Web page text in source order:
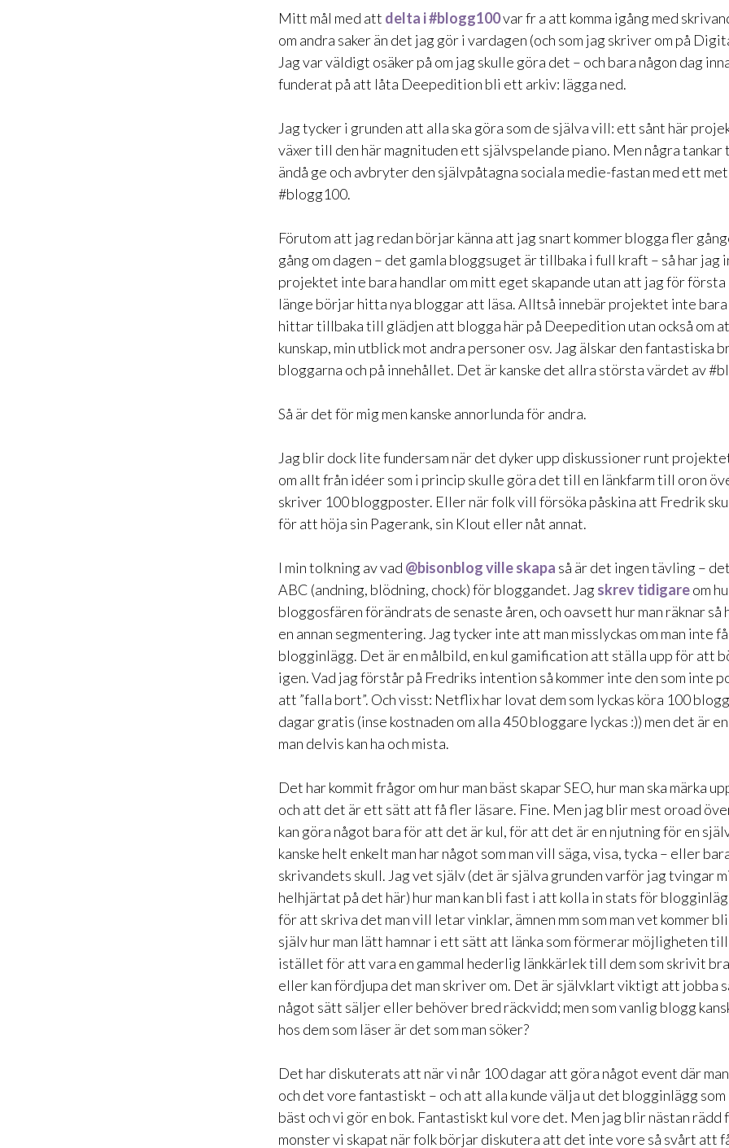
Mitt mål med att delta i #blogg100var fr a att komma igång med
om andra saker än det jag gör i vardagen (och som jag skriver om på
Jag var väldigt osäker på om jag skulle göra det – och bara någon dag
funderat på att låta Deepedition bli ett arkiv: lägga ned.
Jag tycker i grunden att alla ska göra som de själva vill: ett sånt här
växer till den här magnituden ett självspelande piano. Men några tankar
ändå ge och avbryter den självpåtagna sociala medie-fastan med ett
#blogg100.
Förutom att jag redan börjar känna att jag snart kommer blogga fler
gång om dagen – det gamla bloggsuget är tillbaka i full kraft – så har jag
projektet inte bara handlar om mitt eget skapande utan att jag för första
länge börjar hitta nya bloggar att läsa. Alltså innebär projektet inte
hittar tillbaka till glädjen att blogga här på Deepedition utan också om
kunskap, min utblick mot andra personer osv. Jag älskar den fantastiska
bloggarna och på innehållet. Det är kanske det allra största värdet av
Så är det för mig men kanske annorlunda för andra.
Jag blir dock lite fundersam när det dyker upp diskussioner runt
om allt från idéer som i princip skulle göra det till en länkfarm till oron
skriver 100 bloggposter. Eller när folk vill försöka påskina att Fredrik
för att höja sin Pagerank, sin Klout eller nåt annat.
I min tolkning av vad @bisonblogville skapa så är det ingen tävling –
ABC (andning, blödning, chock) för bloggandet. Jagskrev tidigareom
bloggosfären förändrats de senaste åren, och oavsett hur man räknar
en annan segmentering. Jag tycker inte att man misslyckas om man inte
blogginlägg. Det är en målbild, en kul gamification att ställa upp för att
igen. Vad jag förstår på Fredriks intention så kommer inte den som inte
att ”falla bort”. Och visst: Netflix har lovat dem som lyckas köra 100
dagar gratis (inse kostnaden om alla 450 bloggare lyckas :)) men det är
man delvis kan ha och mista.
Det har kommit frågor om hur man bäst skapar SEO, hur man ska märka
och att det är ett sätt att få fler läsare. Fine. Men jag blir mest oroad
kan göra något bara för att det är kul, för att det är en njutning för en
kanske helt enkelt man har något som man vill säga, visa, tycka – eller
skrivandets skull. Jag vet själv (det är själva grunden varför jag tvingar
helhjärtat på det här) hur man kan bli fast i att kolla in stats för
för att skriva det man vill letar vinklar, ämnen mm som man vet kommer
själv hur man lätt hamnar i ett sätt att länka som förmerar möjligheten
istället för att vara en gammal hederlig länkkärlek till dem som skrivit
eller kan fördjupa det man skriver om. Det är självklart viktigt att jobba
något sätt säljer eller behöver bred räckvidd; men som vanlig blogg
hos dem som läser är det som man söker?
Det har diskuterats att när vi når 100 dagar att göra något event där
och det vore fantastiskt – och att alla kunde välja ut det blogginlägg
bäst och vi gör en bok. Fantastiskt kul vore det. Men jag blir nästan rädd
monster vi skapat när folk börjar diskutera att det inte vore så svårt att